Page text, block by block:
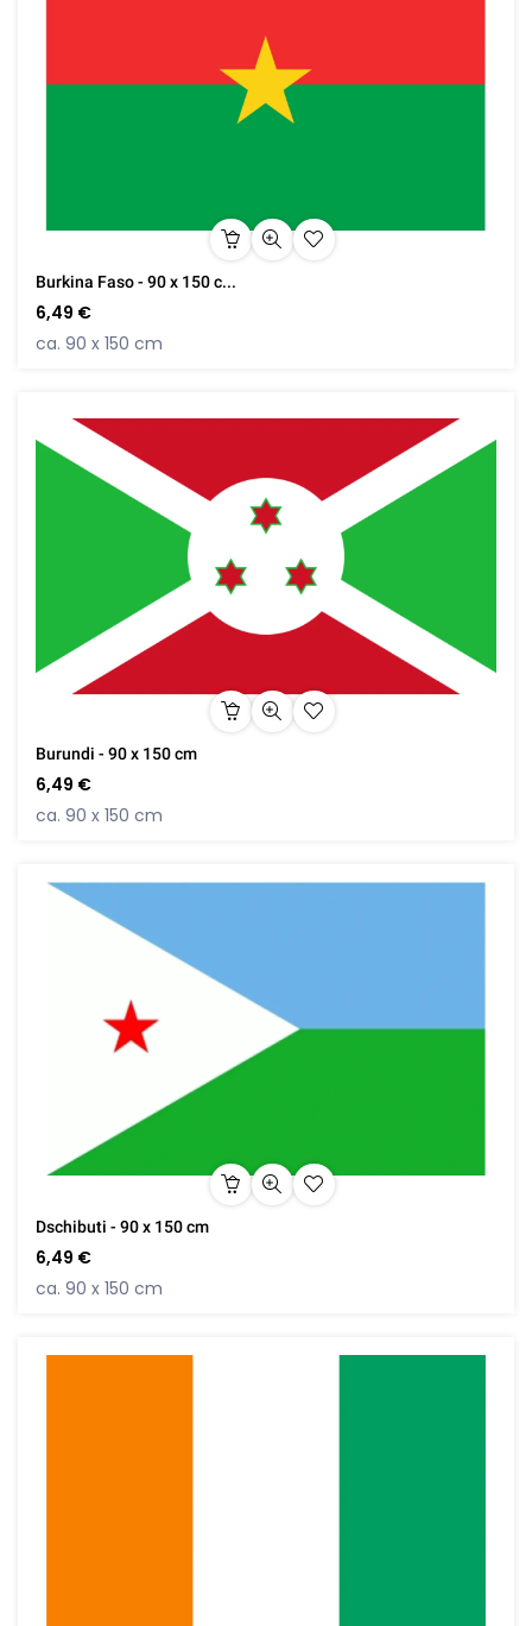
Burkina Faso - 90 x 150 c...
6,49 €
ca. 90 x 150 cm
Burundi - 90 x 150 cm
6,49 €
ca. 90 x 150 cm
Dschibuti - 90 x 150 cm
6,49 €
ca. 90 x 150 cm